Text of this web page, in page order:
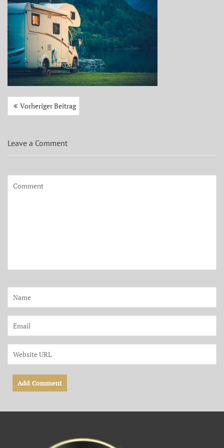
Beitragsnavigation
Vorheriger Beitrag
Leave a Comment